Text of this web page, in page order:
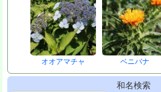
オオアマチャ ベニバナ
和名検索